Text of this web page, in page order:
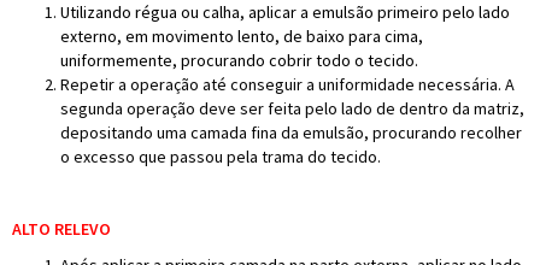
Utilizando régua ou calha, aplicar a emulsão primeiro pelo lado
externo, em movimento lento, de baixo para cima,
uniformemente, procurando cobrir todo o tecido.
Repetir a operação até conseguir a uniformidade necessária. A
segunda operação deve ser feita pelo lado de dentro da matriz,
depositando uma camada fina da emulsão, procurando recolher
o excesso que passou pela trama do tecido.
ALTO RELEVO